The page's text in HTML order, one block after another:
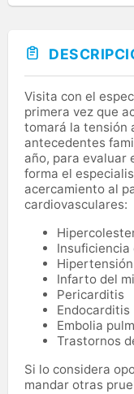
Visita con el
primera vez que
tomará la tensión
antecedentes
año, para evaluar
forma el
acercamiento al
cardiovasculares:
Insuficiencia
Infarto del
Pericarditis
Endocarditis
Embolia
Trastornos
Si lo considera
mandar otras